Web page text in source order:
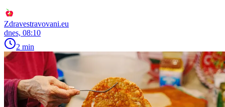
Zdravestravovani.eu
dnes, 08:10
2 min